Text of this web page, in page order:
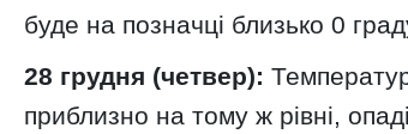
буде на позначці близько 0
28 грудня (четвер):
приблизно на тому ж рівні,